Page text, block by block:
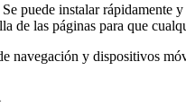
puede instalar rápidamente
de las páginas para que
navegación y dispositivos